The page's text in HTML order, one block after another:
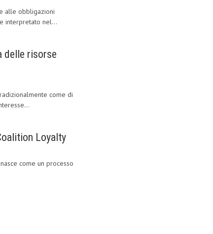
alle obbligazioni
interpretato nel...
delle risorse
come di
Loyalty
come un processo